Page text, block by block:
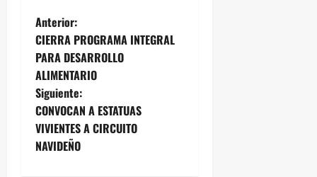
N
a
v
e
g
Anterior:
CIERRA PROGRAMA INTEGRAL
PARA DESARROLLO
ALIMENTARIO
Siguiente:
CONVOCAN A ESTATUAS
VIVIENTES A CIRCUITO
NAVIDEÑO